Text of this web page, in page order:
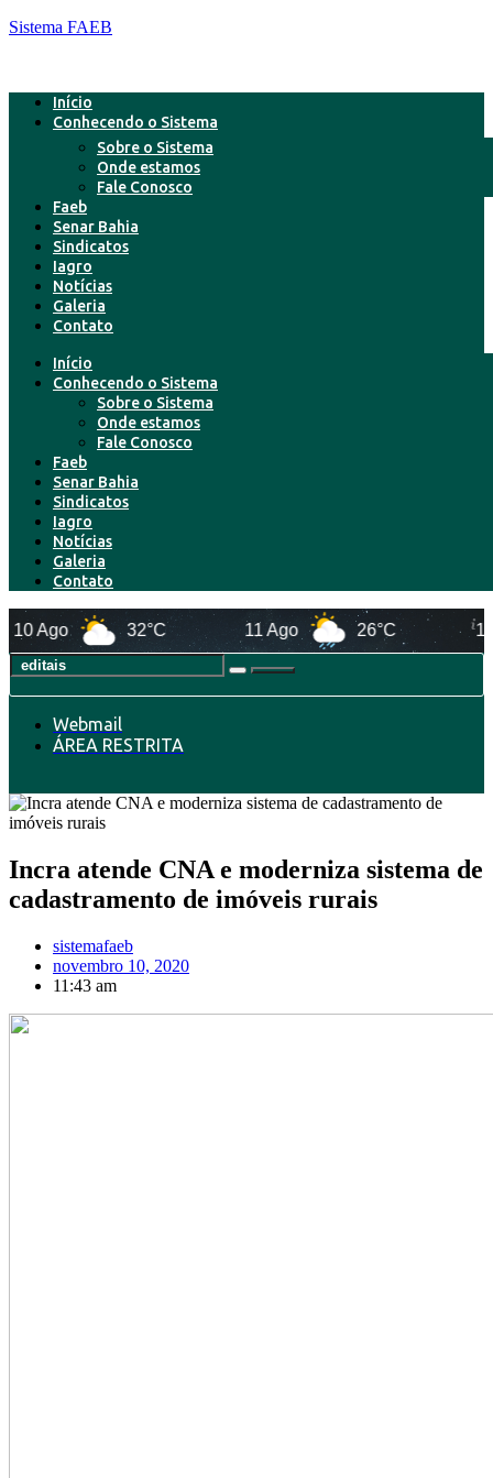
Sistema FAEB
Início
Conhecendo o Sistema
Sobre o Sistema
Onde estamos
Fale Conosco
Faeb
Senar Bahia
Sindicatos
Iagro
Notícias
Galeria
Contato
Início
Conhecendo o Sistema
Sobre o Sistema
Onde estamos
Fale Conosco
Faeb
Senar Bahia
Sindicatos
Iagro
Notícias
Galeria
Contato
32°C 11 Ago 26°C 12 Ago
Webmail
ÁREA RESTRITA
Incra atende CNA e moderniza sistema de
cadastramento de imóveis rurais
sistemafaeb
novembro 10, 2020
11:43 am